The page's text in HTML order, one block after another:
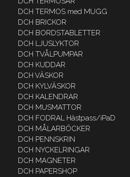
DCH TERMOS med MUGG
DCH BRICKOR
DCH BORDSTABLETTER
DCH LJUSLYKTOR
DCH TVÅLPUMPAR
DCH KUDDAR
DCH VÄSKOR
DCH KYLVÄSKOR
DCH KALENDRAR
DCH MUSMATTOR
DCH FODRAL Hästpass/iPaD
DCH MÅLARBÖCKER
DCH PENNSKRIN
DCH NYCKELRINGAR
DCH MAGNETER
DCH PAPERSHOP